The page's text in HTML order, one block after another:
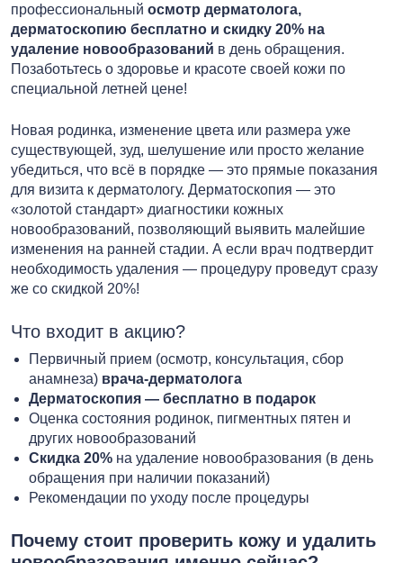
профессиональный осмотр дерматолога,
дерматоскопию бесплатно и скидку 20% на
удаление новообразований в день обращения.
Позаботьтесь о здоровье и красоте своей кожи по
специальной летней цене!
Новая родинка, изменение цвета или размера уже
существующей, зуд, шелушение или просто желание
убедиться, что всё в порядке — это прямые показания
для визита к дерматологу. Дерматоскопия — это
«золотой стандарт» диагностики кожных
новообразований, позволяющий выявить малейшие
изменения на ранней стадии. А если врач подтвердит
необходимость удаления — процедуру проведут сразу
же со скидкой 20%!
Что входит в акцию?
Первичный прием (осмотр, консультация, сбор
анамнеза) врача-дерматолога
Дерматоскопия — бесплатно в подарок
Оценка состояния родинок, пигментных пятен и
других новообразований
Скидка 20% на удаление новообразования (в день
обращения при наличии показаний)
Рекомендации по уходу после процедуры
Почему стоит проверить кожу и удалить